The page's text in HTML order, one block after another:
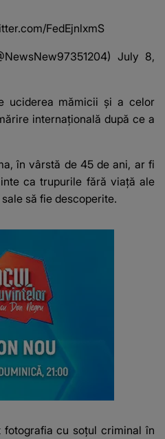
FedEjnlxmS
July 8,
uciderea mămicii și a celor
internațională după ce a
în vârstă de 45 de ani, ar fi
ca trupurile fără viață ale
să fie descoperite.
cu soțul criminal în